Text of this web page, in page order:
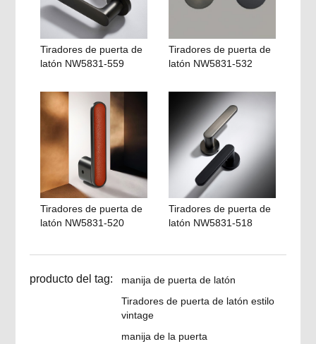
Tiradores de puerta de
latón NW5831-559
Tiradores de puerta de
latón NW5831-532
Tiradores de puerta de
latón NW5831-520
Tiradores de puerta de
latón NW5831-518
producto del tag:
manija de puerta de latón
Tiradores de puerta de latón estilo
vintage
manija de la puerta